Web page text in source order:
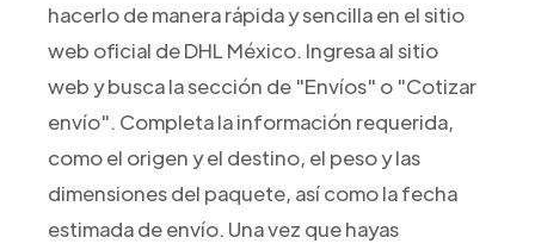
hacerlo de manera rápida y sencilla en el sitio
web oficial de DHL México. Ingresa al sitio
web y busca la sección de "Envíos" o "Cotizar
envío". Completa la información requerida,
como el origen y el destino, el peso y las
dimensiones del paquete, así como la fecha
estimada de envío. Una vez que hayas